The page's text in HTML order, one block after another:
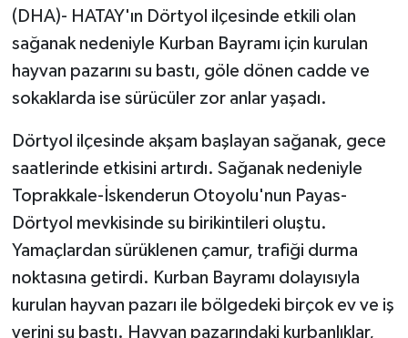
(DHA)- HATAY'ın Dörtyol ilçesinde etkili olan
sağanak nedeniyle Kurban Bayramı için kurulan
hayvan pazarını su bastı, göle dönen cadde ve
sokaklarda ise sürücüler zor anlar yaşadı.
Dörtyol ilçesinde akşam başlayan sağanak, gece
saatlerinde etkisini artırdı. Sağanak nedeniyle
Toprakkale-İskenderun Otoyolu'nun Payas-
Dörtyol mevkisinde su birikintileri oluştu.
Yamaçlardan sürüklenen çamur, trafiği durma
noktasına getirdi. Kurban Bayramı dolayısıyla
kurulan hayvan pazarı ile bölgedeki birçok ev ve iş
yerini su bastı. Hayvan pazarındaki kurbanlıklar,